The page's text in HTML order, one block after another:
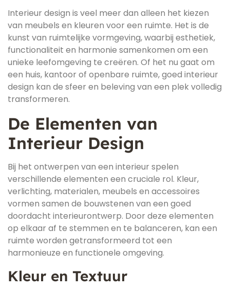
Interieur design is veel meer dan alleen het kiezen
van meubels en kleuren voor een ruimte. Het is de
kunst van ruimtelijke vormgeving, waarbij esthetiek,
functionaliteit en harmonie samenkomen om een
unieke leefomgeving te creëren. Of het nu gaat om
een huis, kantoor of openbare ruimte, goed interieur
design kan de sfeer en beleving van een plek volledig
transformeren.
De Elementen van
Interieur Design
Bij het ontwerpen van een interieur spelen
verschillende elementen een cruciale rol. Kleur,
verlichting, materialen, meubels en accessoires
vormen samen de bouwstenen van een goed
doordacht interieurontwerp. Door deze elementen
op elkaar af te stemmen en te balanceren, kan een
ruimte worden getransformeerd tot een
harmonieuze en functionele omgeving.
Kleur en Textuur